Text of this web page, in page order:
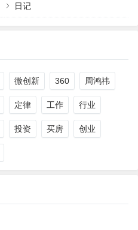
日记
微创新 360 周鸿祎
定律 工作 行业
投资 买房 创业